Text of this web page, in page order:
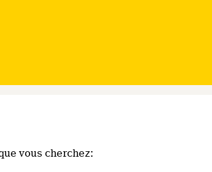
vous cherchez: